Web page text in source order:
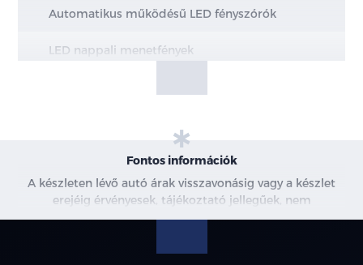
Automatikus működésű LED fényszórók
LED nappali menetfények
Intelligens távolsági fényszóró vezérlés (IHBC)
Fontos információk
A készleten lévő autó árak visszavonásig vagy a készlet
erejéig érvényesek, tájékoztató jellegűek, nem
minősülnek ajánlattételnek, a képek csak illusztrációk. A
információkért kérjen árajánlatot vagy vegye fel velünk a